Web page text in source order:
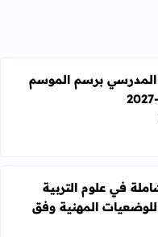
برسم الموسم الدراسي 2026-
المدرسي برسم الموسم
شاملة في علوم التربية
في علوم التربية
المهنية وفق